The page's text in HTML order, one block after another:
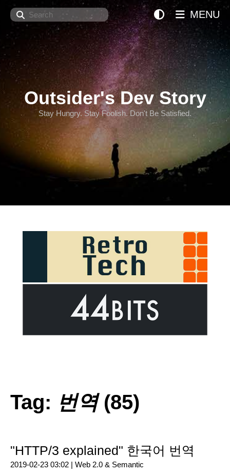
Search
Outsider's Dev Story
Stay Hungry. Stay Foolish. Don't Be Satisfied.
MENU
Tag: 번역(85)
"HTTP/3 explained" 한국어 번역
2019-02-23 03:02 | Web 2.0 & Semantic